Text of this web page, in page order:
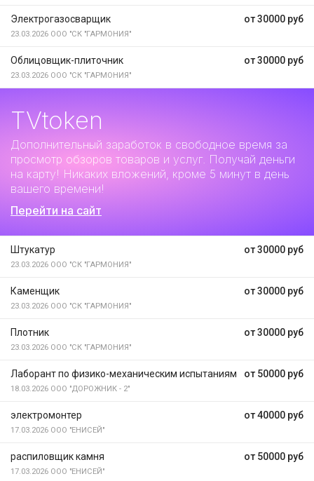
от 30000 руб
Электрогазосварщик
23.03.2026 ООО "СК "ГАРМОНИЯ"
от 30000 руб
Облицовщик-плиточник
23.03.2026 ООО "СК "ГАРМОНИЯ"
TVtoken
Дополнительный заработок в свободное время за
просмотр обзоров товаров и услуг. Получай деньги
на карту! Никаких вложений, кроме 5 минут в день
вашего времени!
Перейти на сайт
от 30000 руб
Штукатур
23.03.2026 ООО "СК "ГАРМОНИЯ"
от 30000 руб
Каменщик
23.03.2026 ООО "СК "ГАРМОНИЯ"
от 30000 руб
Плотник
23.03.2026 ООО "СК "ГАРМОНИЯ"
от 50000 руб
Лаборант по физико-механическим испытаниям
18.03.2026 ООО "ДОРОЖНИК - 2"
от 40000 руб
электромонтер
17.03.2026 ООО "ЕНИСЕЙ"
от 50000 руб
распиловщик камня
17.03.2026 ООО "ЕНИСЕЙ"